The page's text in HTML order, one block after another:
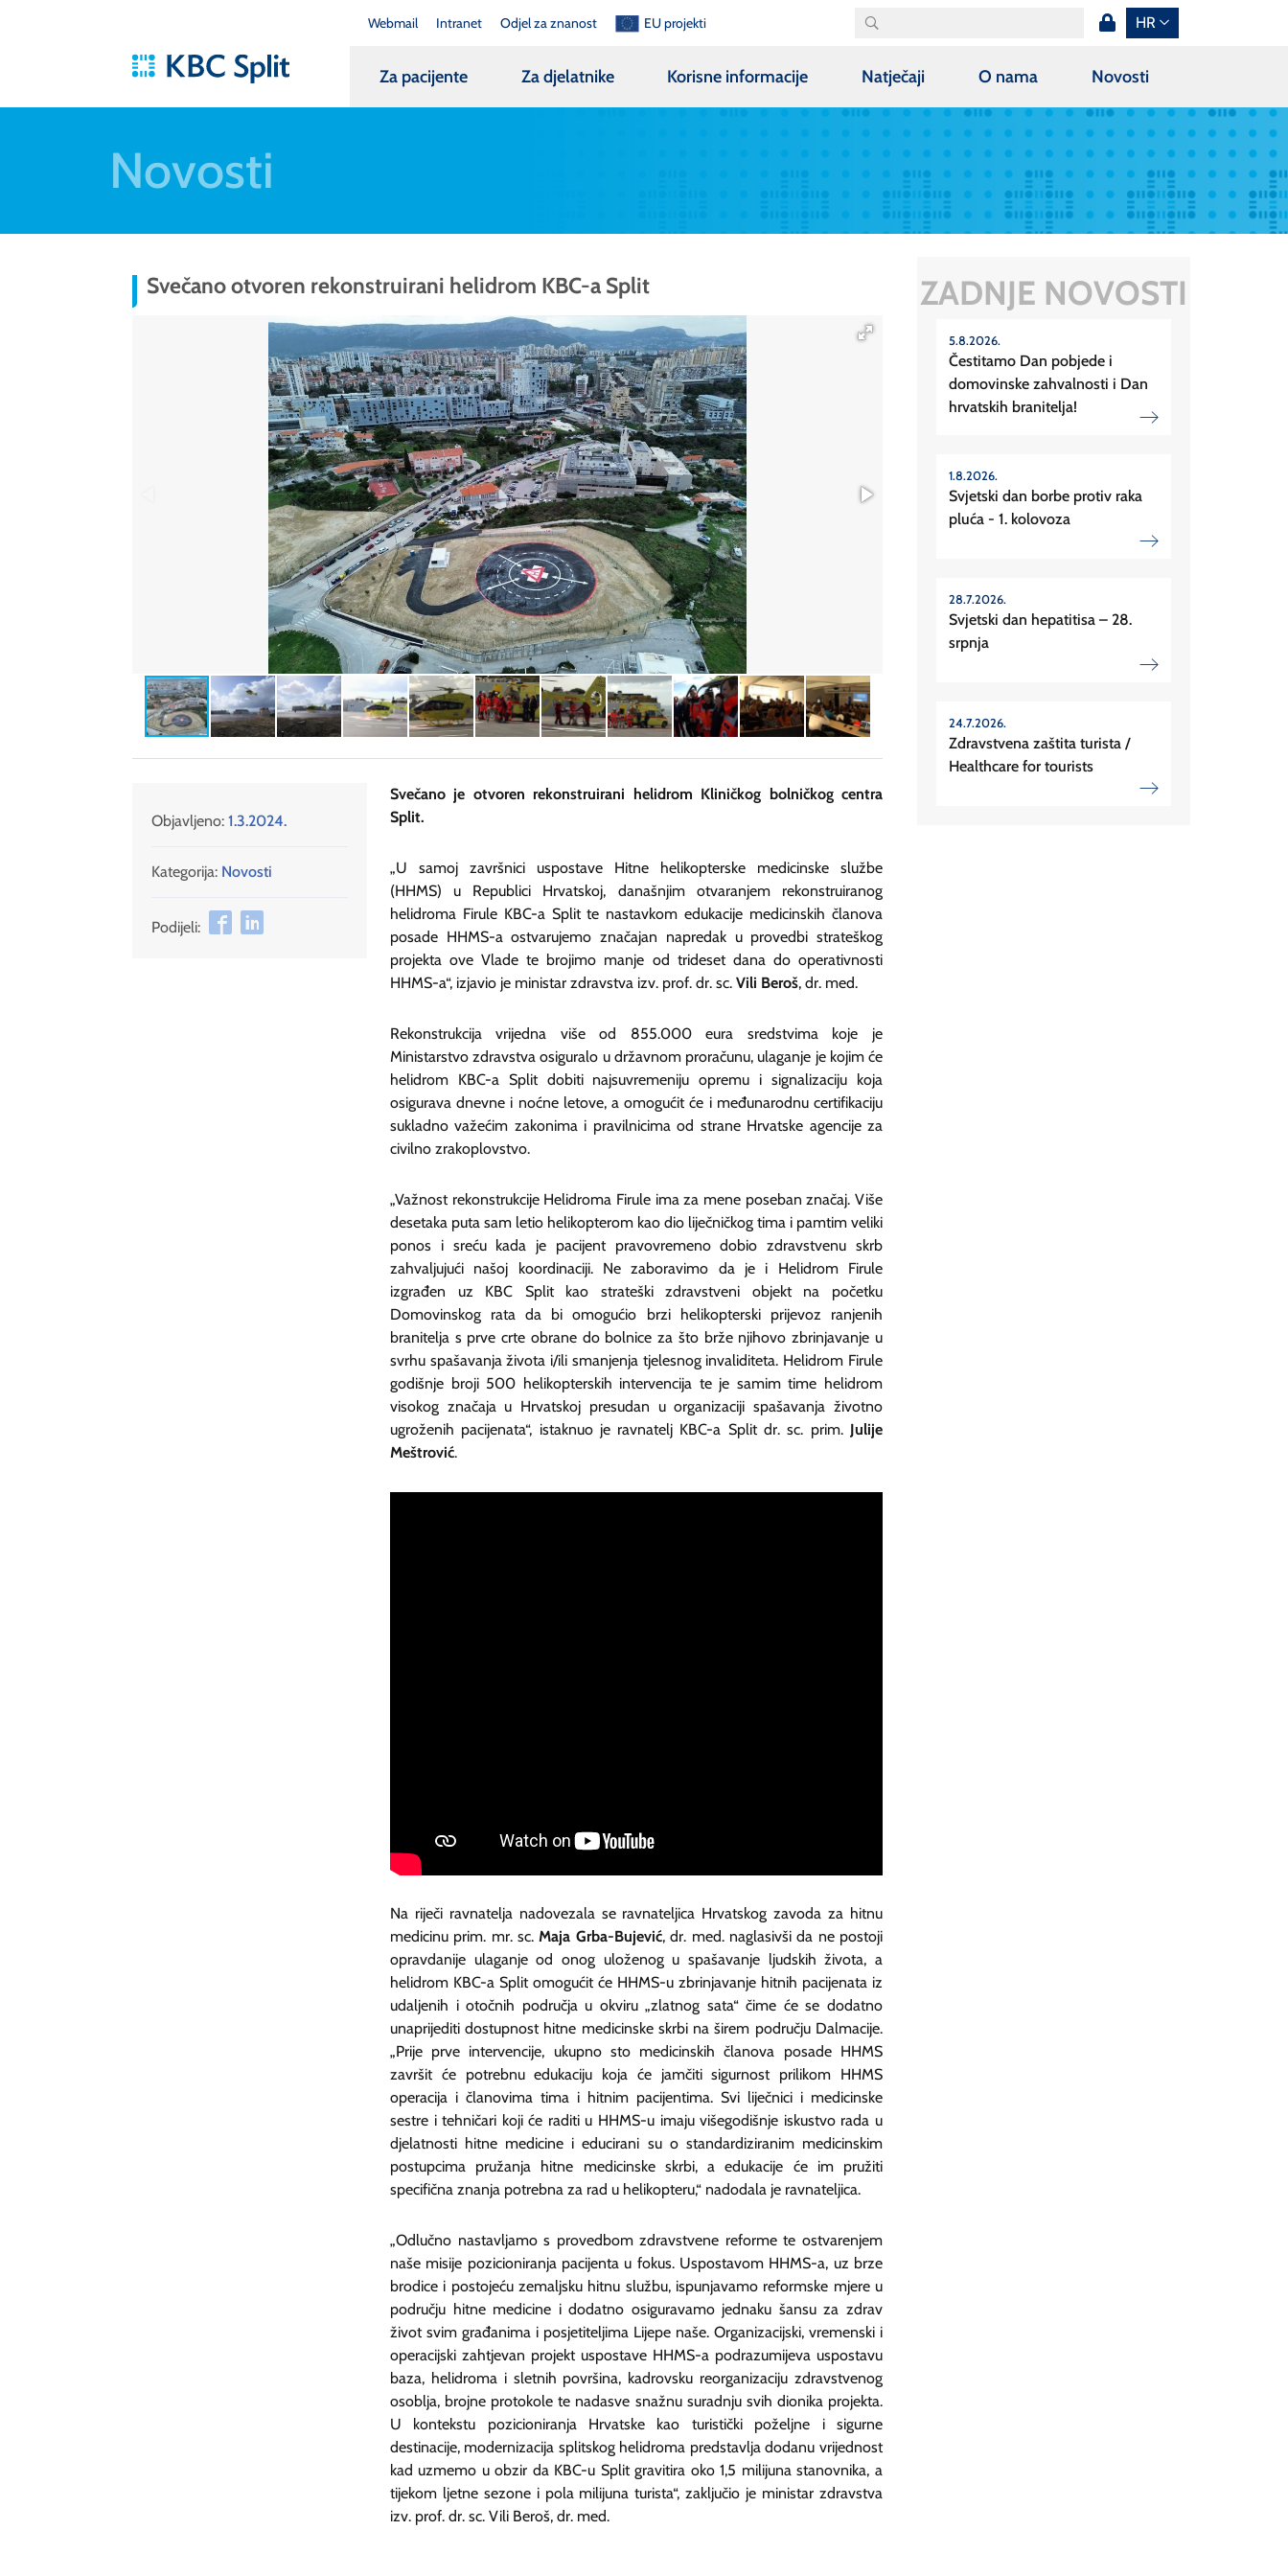
Webmail Intranet Odjel za znanost EU projekti HR
Za pacijente Za djelatnike Korisne informacije Natječaji O nama Novosti
Novosti
Svečano otvoren rekonstruirani helidrom KBC-a Split
Objavljeno: 1.3.2024.
Kategorija: Novosti
Podijeli:
Svečano je otvoren rekonstruirani helidrom Kliničkog bolničkog centra
Split.
„U samoj završnici uspostave Hitne helikopterske medicinske službe
(HHMS) u Republici Hrvatskoj, današnjim otvaranjem rekonstruiranog
helidroma Firule KBC-a Split te nastavkom edukacije medicinskih članova
posade HHMS-a ostvarujemo značajan napredak u provedbi strateškog
projekta ove Vlade te brojimo manje od trideset dana do operativnosti
HHMS-a“, izjavio je ministar zdravstva izv. prof. dr. sc. Vili Beroš, dr. med.
Rekonstrukcija vrijedna više od 855.000 eura sredstvima koje je
Ministarstvo zdravstva osiguralo u državnom proračunu, ulaganje je kojim će
helidrom KBC-a Split dobiti najsuvremeniju opremu i signalizaciju koja
osigurava dnevne i noćne letove, a omogućit će i međunarodnu certifikaciju
sukladno važećim zakonima i pravilnicima od strane Hrvatske agencije za
civilno zrakoplovstvo.
„Važnost rekonstrukcije Helidroma Firule ima za mene poseban značaj. Više
desetaka puta sam letio helikopterom kao dio liječničkog tima i pamtim veliki
ponos i sreću kada je pacijent pravovremeno dobio zdravstvenu skrb
zahvaljujući našoj koordinaciji. Ne zaboravimo da je i Helidrom Firule
izgrađen uz KBC Split kao strateški zdravstveni objekt na početku
Domovinskog rata da bi omogućio brzi helikopterski prijevoz ranjenih
branitelja s prve crte obrane do bolnice za što brže njihovo zbrinjavanje u
svrhu spašavanja života i/ili smanjenja tjelesnog invaliditeta. Helidrom Firule
godišnje broji 500 helikopterskih intervencija te je samim time helidrom
visokog značaja u Hrvatskoj presudan u organizaciji spašavanja životno
ugroženih pacijenata“, istaknuo je ravnatelj KBC-a Split dr. sc. prim. Julije
Meštrović.
Na riječi ravnatelja nadovezala se ravnateljica Hrvatskog zavoda za hitnu
medicinu prim. mr. sc.Maja Grba-Bujević, dr. med. naglasivši da ne postoji
opravdanije ulaganje od onog uloženog u spašavanje ljudskih života, a
helidrom KBC-a Split omogućit će HHMS-u zbrinjavanje hitnih pacijenata iz
udaljenih i otočnih područja u okviru „zlatnog sata“ čime će se dodatno
unaprijediti dostupnost hitne medicinske skrbi na širem području Dalmacije.
„Prije prve intervencije, ukupno sto medicinskih članova posade HHMS
završit će potrebnu edukaciju koja će jamčiti sigurnost prilikom HHMS
operacija i članovima tima i hitnim pacijentima. Svi liječnici i medicinske
sestre i tehničari koji će raditi u HHMS-u imaju višegodišnje iskustvo rada u
djelatnosti hitne medicine i educirani su o standardiziranim medicinskim
postupcima pružanja hitne medicinske skrbi, a edukacije će im pružiti
specifična znanja potrebna za rad u helikopteru,“ nadodala je ravnateljica.
„Odlučno nastavljamo s provedbom zdravstvene reforme te ostvarenjem
naše misije pozicioniranja pacijenta u fokus. Uspostavom HHMS-a, uz brze
brodice i postojeću zemaljsku hitnu službu, ispunjavamo reformske mjere u
području hitne medicine i dodatno osiguravamo jednaku šansu za zdrav
život svim građanima i posjetiteljima Lijepe naše. Organizacijski, vremenski i
operacijski zahtjevan projekt uspostave HHMS-a podrazumijeva uspostavu
baza, helidroma i sletnih površina, kadrovsku reorganizaciju zdravstvenog
osoblja, brojne protokole te nadasve snažnu suradnju svih dionika projekta.
U kontekstu pozicioniranja Hrvatske kao turistički poželjne i sigurne
destinacije, modernizacija splitskog helidroma predstavlja dodanu vrijednost
kad uzmemo u obzir da KBC-u Split gravitira oko 1,5 milijuna stanovnika, a
tijekom ljetne sezone i pola milijuna turista“, zaključio je ministar zdravstva
izv. prof. dr. sc. Vili Beroš, dr. med.
ZADNJE NOVOSTI
5.8.2026.
Čestitamo Dan pobjede i
domovinske zahvalnosti i Dan
hrvatskih branitelja!
1.8.2026.
Svjetski dan borbe protiv raka
pluća - 1. kolovoza
28.7.2026.
Svjetski dan hepatitisa – 28.
srpnja
24.7.2026.
Zdravstvena zaštita turista /
Healthcare for tourists